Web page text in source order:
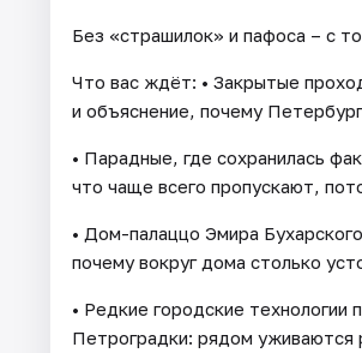
Без «страшилок» и пафоса – с
Что вас ждёт: • Закрытые
и объяснение, почему
• Парадные, где сохранилась
что чаще всего пропускают,
• Дом-палаццо Эмира
почему вокруг дома столько
• Редкие городские
Петроградки: рядом уживаются